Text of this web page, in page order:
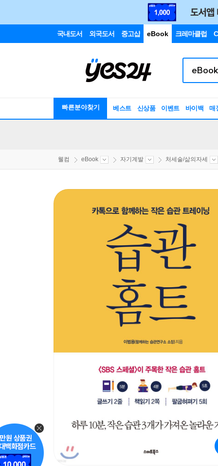
국내도서 외국도서 중고샵 eBook 크레마클럽
빠른분야찾기 베스트 신상품 이벤트 바이백 매
웰컴 eBook 자기계발 처세술/삶의자세